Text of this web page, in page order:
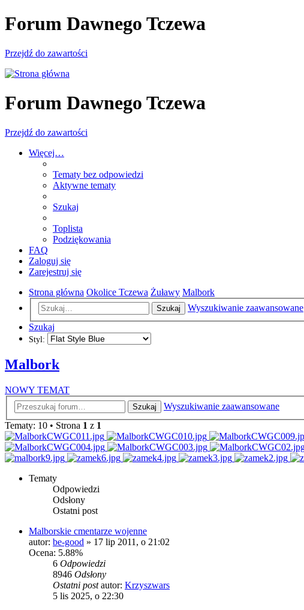
Forum Dawnego Tczewa
Przejdź do zawartości
Forum Dawnego Tczewa
Przejdź do zawartości
Więcej…
Tematy bez odpowiedzi
Aktywne tematy
Szukaj
Toplista
Podziękowania
FAQ
Zaloguj się
Zarejestruj się
Strona główna Okolice Tczewa Żuławy Malbork
Szukaj
Wyszukiwanie zaawansowane
Szukaj
Styl:
Malbork
NOWY TEMAT
Szukaj
Wyszukiwanie zaawansowane
Tematy: 10 • Strona 1 z 1
Tematy
Odpowiedzi
Odsłony
Ostatni post
Malborskie cmentarze wojenne
autor: be-good » 17 lip 2011, o 21:02
Ocena: 5.88%
6 Odpowiedzi
8946 Odsłony
Ostatni postautor: Krzyszwars
5 lis 2025, o 22:30